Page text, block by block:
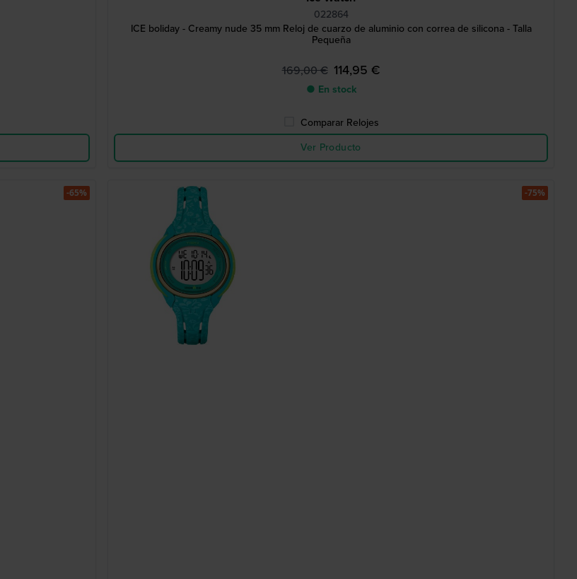
022864
ICE boliday - Creamy nude 35 mm Reloj de cuarzo de aluminio con correa de silicona - Talla
Pequeña
169,00 € 114,95 €
● En stock
Comparar Relojes
Ver Producto
-65% -75%